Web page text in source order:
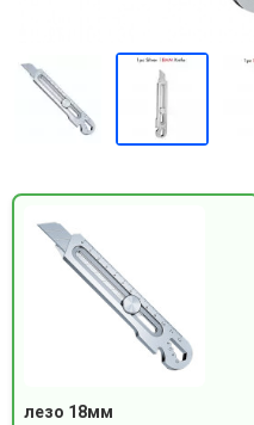
лезо 18мм